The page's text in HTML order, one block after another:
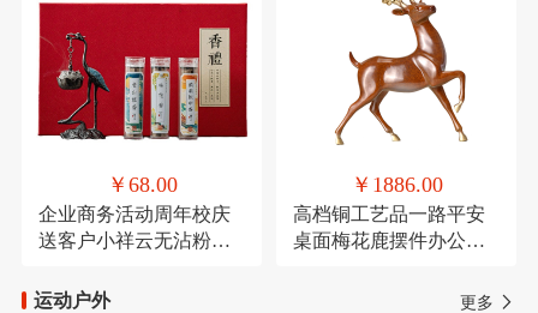
￥68.00
企业商务活动周年校庆
送客户小祥云无沾粉盘
￥1886.00
高档铜工艺品一路平安
桌面梅花鹿摆件办公装
运动户外
更多